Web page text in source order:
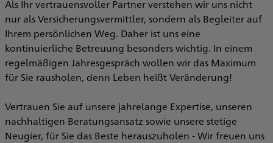
Als Ihr vertrauensvoller Partner verstehen wir uns nicht
nur als Versicherungsvermittler, sondern als Begleiter auf
Ihrem persönlichen Weg. Daher ist uns eine
kontinuierliche Betreuung besonders wichtig. In einem
regelmäßigen Jahresgespräch wollen wir das Maximum
für Sie rausholen, denn Leben heißt Veränderung!
Vertrauen Sie auf unsere jahrelange Expertise, unseren
nachhaltigen Beratungsansatz sowie unsere stetige
Neugier, für Sie das Beste herauszuholen - Wir freuen uns